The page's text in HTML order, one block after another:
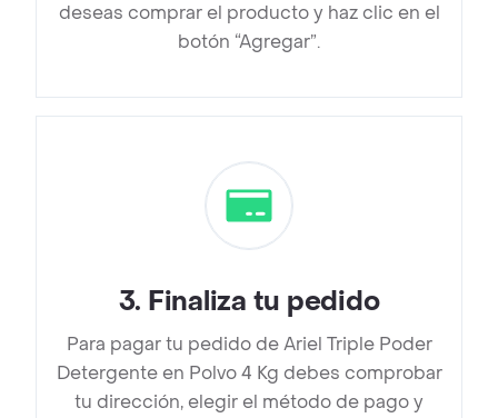
deseas comprar el producto y haz clic en el
botón “Agregar”.
3. Finaliza tu pedido
Para pagar tu pedido de Ariel Triple Poder
Detergente en Polvo 4 Kg debes comprobar
tu dirección, elegir el método de pago y